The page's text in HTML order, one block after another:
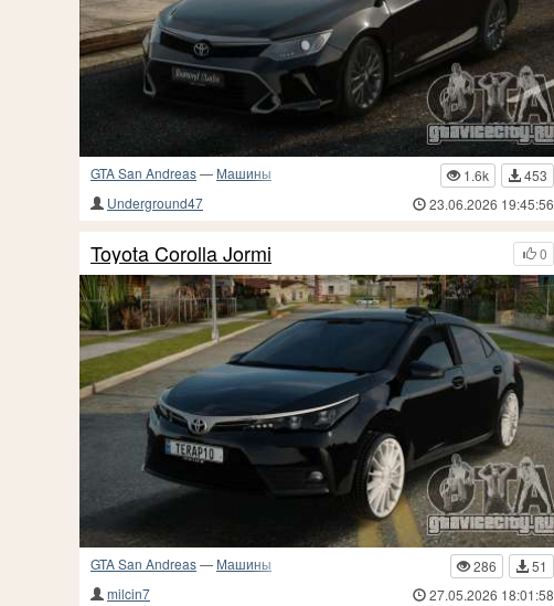
GTA San Andreas— Машины 1.6k
453
Underground47
23.06.2026 19:45:56
0
Toyota Corolla Jormi
GTA San Andreas— Машины 286
51
milcin7
27.05.2026 18:01:58